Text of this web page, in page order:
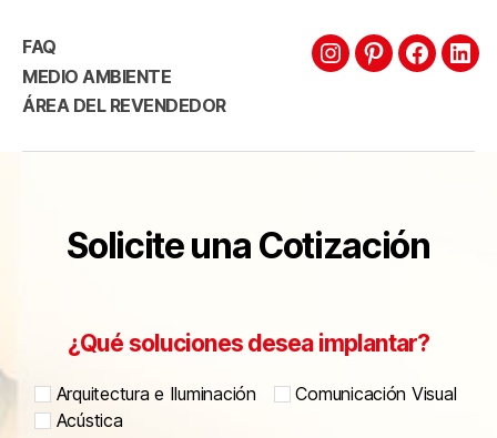
FAQ
MEDIO AMBIENTE
ÁREA DEL REVENDEDOR
Solicite una Cotización
¿Qué soluciones desea implantar?
Arquitectura e Iluminación
Comunicación Visual
Acústica